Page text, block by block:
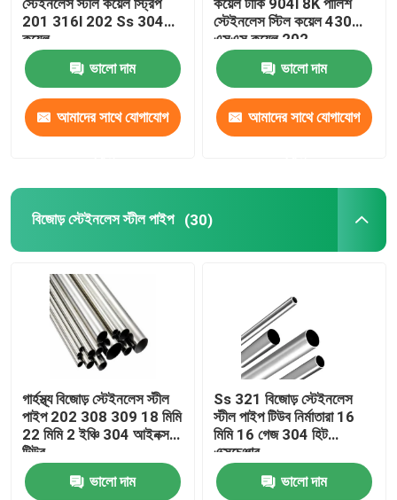
স্টেইনলেস স্টীল কয়েল স্ট্রিপ
201 316l 202 Ss 304
কয়েল
ভালো দাম
আমাদের সাথে যোগাযোগ
কয়েল টার্কি 904l 8K পালিশ
স্টেইনলেস স্টিল কয়েল 430
এসএস কয়েল 202
ভালো দাম
আমাদের সাথে যোগাযোগ
বিজোড় স্টেইনলেস স্টীল পাইপ (30)
গার্হস্থ্য বিজোড় স্টেইনলেস স্টীল
পাইপ 202 308 309 18 মিমি
22 মিমি 2 ইঞ্চি 304 আইনক্স
টিউব
ভালো দাম
Ss 321 বিজোড় স্টেইনলেস
স্টীল পাইপ টিউব নির্মাতারা 16
মিমি 16 গেজ 304 হিট
এক্সচেঞ্জার
ভালো দাম